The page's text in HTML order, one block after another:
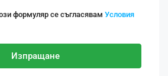
формуляр се съгласявам Условия
Изпращане